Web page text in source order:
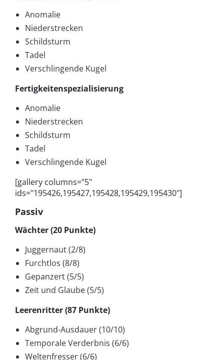
Anomalie
Niederstrecken
Schildsturm
Tadel
Verschlingende Kugel
Fertigkeitenspezialisierung
Anomalie
Niederstrecken
Schildsturm
Tadel
Verschlingende Kugel
[gallery columns="5"
ids="195426,195427,195428,195429,195430"]
Passiv
Wächter (20 Punkte)
Juggernaut (2/8)
Furchtlos (8/8)
Gepanzert (5/5)
Zeit und Glaube (5/5)
Leerenritter (87 Punkte)
Abgrund-Ausdauer (10/10)
Temporale Verderbnis (6/6)
Weltenfresser (6/6)